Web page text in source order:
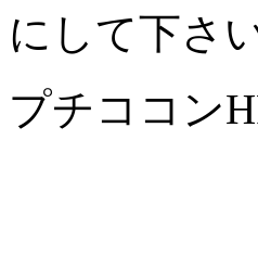
にして下さ
プチココ